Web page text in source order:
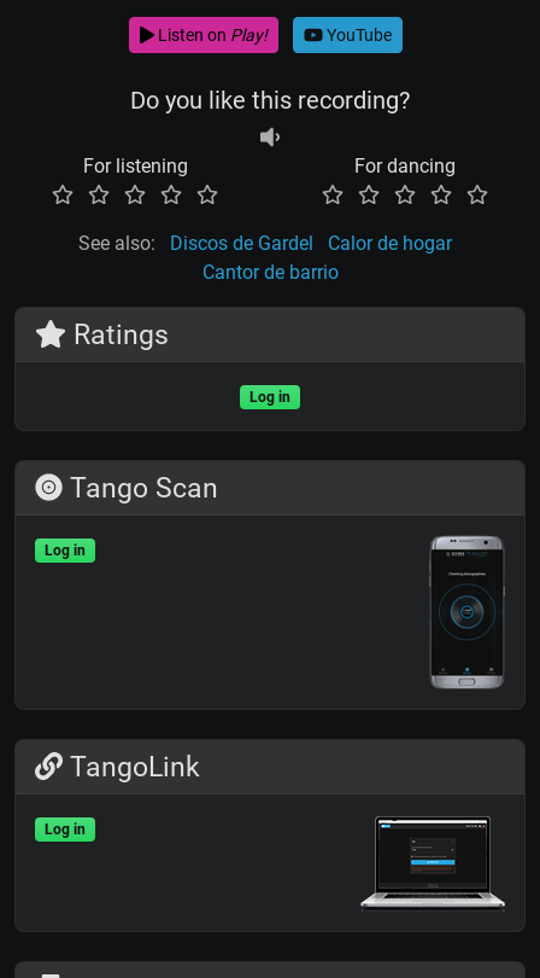
Listen on Play! YouTube
Do you like this recording?
For listening For dancing
See also: Discos de Gardel
Calor de hogar
Cantor de barrio
Ratings
Log in
Tango Scan
Log in
TangoLink
Log in